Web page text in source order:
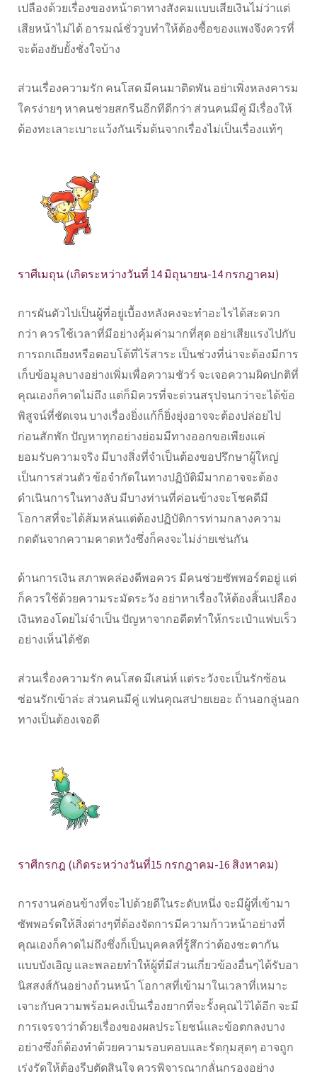
เปลืองด้วยเรื่องของหน้าตาทางสังคมแบบเสียเงินไม่ว่าแต่
เสียหน้าไม่ได้ อารมณ์ชั่ววูบทำให้ต้องซื้อของแพงจึงควรที่
จะต้องยับยั้งชั่งใจบ้าง
ส่วนเรื่องความรัก คนโสด มีคนมาติดพัน อย่าเพิ่งหลงคารม
ใครง่ายๆ หาคนช่วยสกรีนอีกทีดีกว่า ส่วนคนมีคู่ มีเรื่องให้
ต้องทะเลาะเบาะแว้งกันเริ่มต้นจากเรื่องไม่เป็นเรื่องแท้ๆ
ราศีเมถุน (เกิดระหว่างวันที่ 14 มิถุนายน-14 กรกฎาคม)
การผันตัวไปเป็นผู้ที่อยู่เบื้องหลังคงจะทำอะไรได้สะดวก
กว่า ควรใช้เวลาที่มีอย่างคุ้มค่ามากที่สุด อย่าเสียแรงไปกับ
การถกเถียงหรือตอบโต้ที่ไร้สาระ เป็นช่วงที่น่าจะต้องมีการ
เก็บข้อมูลบางอย่างเพิ่มเพื่อความชัวร์ จะเจอความผิดปกติที่
คุณเองก็คาดไม่ถึง แต่ก็มิควรที่จะด่วนสรุปจนกว่าจะได้ข้อ
พิสูจน์ที่ชัดเจน บางเรื่องยิ่งแก้ก็ยิ่งยุ่งอาจจะต้องปล่อยไป
ก่อนสักพัก ปัญหาทุกอย่างย่อมมีทางออกขอเพียงแค่
ยอมรับความจริง มีบางสิ่งที่จำเป็นต้องขอปรึกษาผู้ใหญ่
เป็นการส่วนตัว ข้อจำกัดในทางปฏิบัติมีมากอาจจะต้อง
ดำเนินการในทางลับ มีบางท่านที่ค่อนข้างจะโชคดีมี
โอกาสที่จะได้ส้มหล่นแต่ต้องปฏิบัติการท่ามกลางความ
กดดันจากความคาดหวังซึ่งก็คงจะไม่ง่ายเช่นกัน
ด้านการเงิน สภาพคล่องดีพอควร มีคนช่วยซัพพอร์ตอยู่ แต่
ก็ควรใช้ด้วยความระมัดระวัง อย่าหาเรื่องให้ต้องสิ้นเปลือง
เงินทองโดยไม่จำเป็น ปัญหาจากอดีตทำให้กระเป๋าแฟบเร็ว
อย่างเห็นได้ชัด
ส่วนเรื่องความรัก คนโสด มีเสน่ห์ แต่ระวังจะเป็นรักซ้อน
ซ่อนรักเข้าล่ะ ส่วนคนมีคู่ แฟนคุณสปายเยอะ ถ้านอกลู่นอก
ทางเป็นต้องเจอดี
ราศีกรกฎ (เกิดระหว่างวันที่15 กรกฎาคม-16 สิงหาคม)
การงานค่อนข้างที่จะไปด้วยดีในระดับหนึ่ง จะมีผู้ที่เข้ามา
ซัพพอร์ตให้สิ่งต่างๆที่ต้องจัดการมีความก้าวหน้าอย่างที่
คุณเองก็คาดไม่ถึงซึ่งก็เป็นบุคคลที่รู้สึกว่าต้องชะตากัน
แบบบังเอิญ และพลอยทำให้ผู้ที่มีส่วนเกี่ยวข้องอื่นๆได้รับอา
นิสสงส์กันอย่างถ้วนหน้า โอกาสที่เข้ามาในเวลาที่เหมาะ
เจาะกับความพร้อมคงเป็นเรื่องยากที่จะรั้งคุณไว้ได้อีก จะมี
การเจรจาว่าด้วยเรื่องของผลประโยชน์และข้อตกลงบาง
อย่างซึ่งก็ต้องทำด้วยความรอบคอบและรัดกุมสุดๆ อาจถูก
เร่งรัดให้ต้องรีบตัดสินใจ ควรพิจารณากลั่นกรองอย่าง